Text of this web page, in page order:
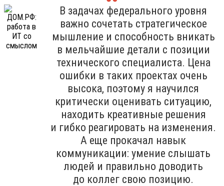
В задачах федерального уровня
важно сочетать стратегическое
мышление и способность вникать
в мельчайшие детали с позиции
технического специалиста. Цена
ошибки в таких проектах очень
высока, поэтому я научился
критически оценивать ситуацию,
находить креативные решения
и гибко реагировать на изменения.
А еще прокачал навык
коммуникации: умение слышать
людей и правильно доводить
до коллег свою позицию.